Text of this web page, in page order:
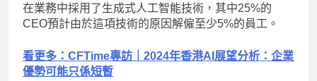
在業務中採用了生成式人工智能技術，其中25%的
CEO預計由於這項技術的原因解僱至少5%的員工。
看更多：CFTime專訪｜2024年香港AI展望分析：企業
優勢可能只係短暫